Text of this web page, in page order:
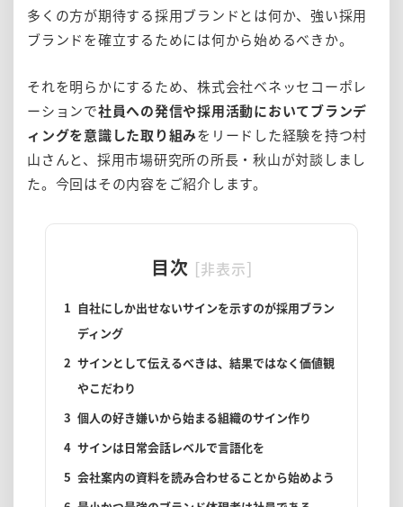
多くの方が期待する採用ブランドとは何か、強い採用
ブランドを確立するためには何から始めるべきか。
それを明らかにするため、株式会社ベネッセコーポレ
ーションで社員への発信や採用活動においてブランデ
ィングを意識した取り組みをリードした経験を持つ村
山さんと、採用市場研究所の所長・秋山が対談しまし
た。今回はその内容をご紹介します。
目次 [非表示]
1 自社にしか出せないサインを示すのが採用ブラン
ディング
2 サインとして伝えるべきは、結果ではなく価値観
やこだわり
3 個人の好き嫌いから始まる組織のサイン作り
4 サインは日常会話レベルで言語化を
5 会社案内の資料を読み合わせることから始めよう